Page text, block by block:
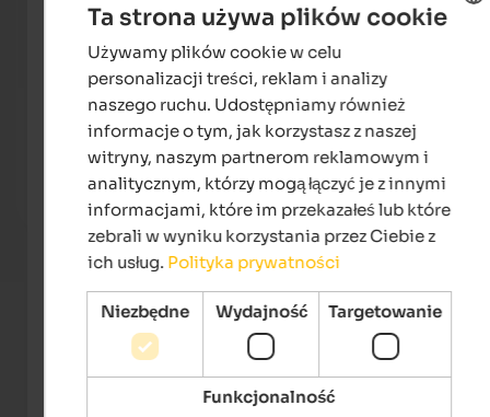
Naturhotel Waldheim
Hikes and wellness in Altrei! 7 nights at the price of 6.
Relaxation and tranquillity you expect from your
To the offer
Ta strona używa plików cookie
Używamy plików cookie w celu
personalizacji treści, reklam i analizy
naszego ruchu. Udostępniamy również
informacje o tym, jak korzystasz z naszej
witryny, naszym partnerom reklamowym i
analitycznym, którzy mogą łączyć je z innymi
informacjami, które im przekazałeś lub które
zebrali w wyniku korzystania przez Ciebie z
ich usług. Polityka prywatności
Niezbędne Wydajność Targetowanie
Funkcjonalność